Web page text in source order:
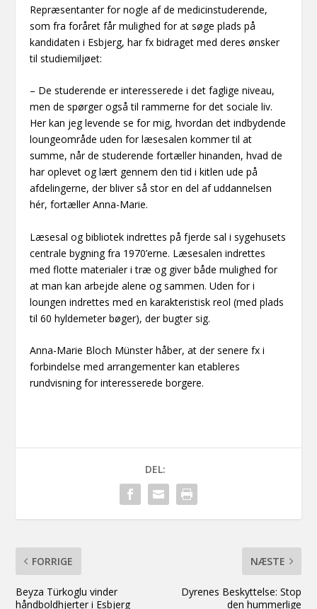
Repræsentanter for nogle af de medicinstuderende,
som fra foråret får mulighed for at søge plads på
kandidaten i Esbjerg, har fx bidraget med deres ønsker
til studiemiljøet:
– De studerende er interesserede i det faglige niveau,
men de spørger også til rammerne for det sociale liv.
Her kan jeg levende se for mig, hvordan det indbydende
loungeområde uden for læsesalen kommer til at
summe, når de studerende fortæller hinanden, hvad de
har oplevet og lært gennem den tid i kitlen ude på
afdelingerne, der bliver så stor en del af uddannelsen
hér, fortæller Anna-Marie.
Læsesal og bibliotek indrettes på fjerde sal i sygehusets
centrale bygning fra 1970’erne. Læsesalen indrettes
med flotte materialer i træ og giver både mulighed for
at man kan arbejde alene og sammen. Uden for i
loungen indrettes med en karakteristisk reol (med plads
til 60 hyldemeter bøger), der bugter sig.
Anna-Marie Bloch Münster håber, at der senere fx i
forbindelse med arrangementer kan etableres
rundvisning for interesserede borgere.
DEL:
FORRIGE
Beyza Türkoglu vinder
håndboldhjerter i Esbjerg
NÆSTE
Dyrenes Beskyttelse: Stop
den hummerlige